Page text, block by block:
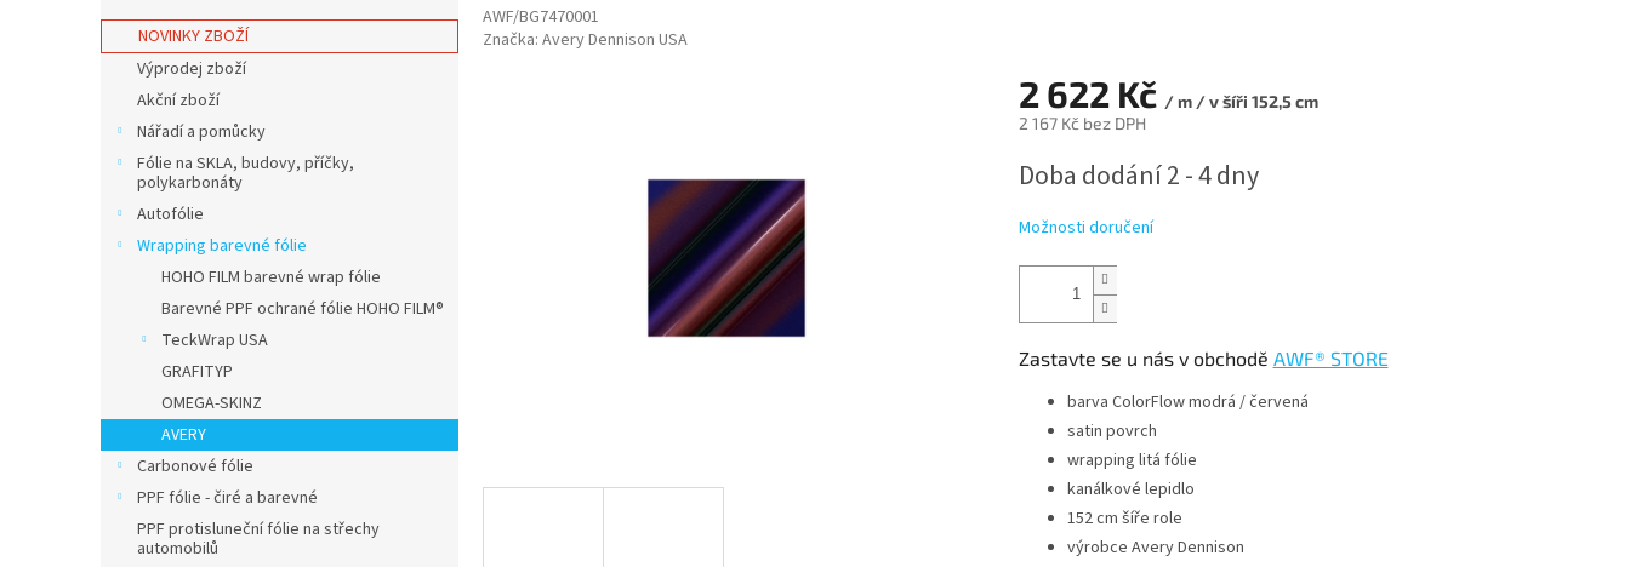
r
a
NOVINKY ZBOŽÍ
Výprodej zboží
Akční zboží
Nářadí a pomůcky
Fólie na SKLA, budovy, příčky,
polykarbonáty
Autofólie
Wrapping barevné fólie
HOHO FILM barevné wrap fólie
Barevné PPF ochrané fólie HOHO FILM®
TeckWrap USA
GRAFITYP
OMEGA-SKINZ
AVERY
Carbonové fólie
PPF fólie - čiré a barevné
PPF protisluneční fólie na střechy
automobilů
AWF/BG7470001
Značka: Avery Dennison USA
2 622 Kč / m / v šíři 152,5 cm
2 167 Kč bez DPH
cena:
Doba dodání 2 - 4 dny
Možnosti doručení
Zastavte se u nás v obchodě AWF® STORE
barva ColorFlow modrá / červená
satin povrch
wrapping litá fólie
kanálkové lepidlo
152 cm šíře role
výrobce Avery Dennison